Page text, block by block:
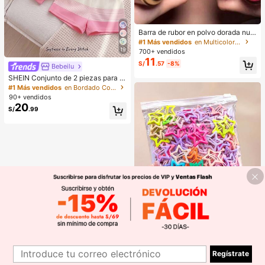
19
Bebeilu
SHEIN Conjunto de 2 piezas para ni
ñas bebé, camiseta holgada de cue
llo redondo con rayas rosas y patró
n floral 3D, y pantalones cortos hol
gados, estilo casual cómodo, adecu
#1 Más vendidos
en Bordado Conjuntos para niñas
90+ vendidos
S/20.99
Barra de rubor en polvo dorada nue
va de Hailesi, rubor en polvo de dob
le uso para mejillas y labios
#1 Más vendidos
en Multicolor Rubor
700+ vendidos
S/11.57 -8%
100/50/30/10 piezas Lindos clips d
1
Regístrate